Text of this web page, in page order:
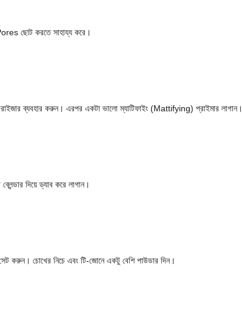
ছোট করতে সাহায্য করে।
ব্যবহার করুন। এরপর একটা ভালো ম্যাটিফাইং (Mattifying) প্রাইমার লাগান।
দিয়ে ড্যাব করে লাগান।
করুন। চোখের নিচে এবং টি-জোনে একটু বেশি পাউডার দিন।